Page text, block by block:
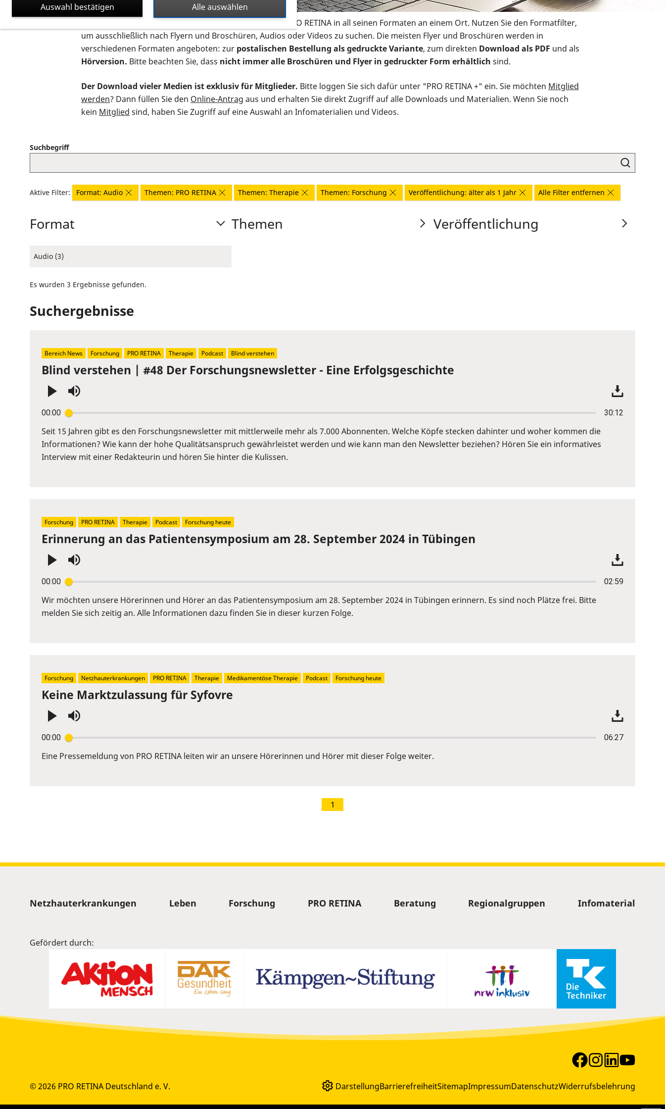
Auf dieser Seite finden Sie sämtliches Infomaterial der PRO RETINA in all seinen Formaten an einem Ort. Nutzen Sie den Formatfilter,
um ausschließlich nach Flyern und Broschüren, Audios oder Videos zu suchen. Die meisten Flyer und Broschüren werden in
verschiedenen Formaten angeboten: zur postalischen Bestellung als gedruckte Variante, zum direkten Download als PDF und als
Hörversion. Bitte beachten Sie, dass nicht immer alle Broschüren und Flyer in gedruckter Form erhältlich sind.
Der Download vieler Medien ist exklusiv für Mitglieder. Bitte loggen Sie sich dafür unter "PRO RETINA +" ein. Sie möchten Mitglied
werden? Dann füllen Sie den Online-Antrag aus und erhalten Sie direkt Zugriff auf alle Downloads und Materialien. Wenn Sie noch
kein Mitglied sind, haben Sie Zugriff auf eine Auswahl an Infomaterialien und Videos.
Suchbegriff
Aktive Filter: Format: Audio Themen: PRO RETINA Themen: Therapie Themen: Forschung Veröffentlichung: älter als 1 Jahr Alle Filter entfernen
Format
Audio (3)
Themen Veröffentlichung
Es wurden 3 Ergebnisse gefunden.
Suchergebnisse
Blind verstehen | #48 Der Forschungsnewsletter - Eine Erfolgsgeschichte
00:00 30:12
Enter
or
Space
to
Seit 15 Jahren gibt es den Forschungsnewsletter mit mittlerweile mehr als 7.000 Abonnenten. Welche Köpfe stecken dahinter und woher kommen die
Informationen? Wie kann der hohe Qualitätsanspruch gewährleistet werden und wie kann man den Newsletter beziehen? Hören Sie ein informatives
Interview mit einer Redakteurin und hören Sie hinter die Kulissen.
Bereich News Forschung PRO RETINA Therapie Podcast Blind verstehen
Erinnerung an das Patientensymposium am 28. September 2024 in Tübingen
00:00 02:59
Enter
or
Space
Wir möchten unsere Hörerinnen und Hörer an das Patientensymposium am 28. September 2024 in Tübingen erinnern. Es sind noch Plätze frei. Bitte
melden Sie sich zeitig an. Alle Informationen dazu finden Sie in dieser kurzen Folge.
Forschung PRO RETINA Therapie Podcast Forschung heute
Keine Marktzulassung für Syfovre
00:00 06:27
Enter
or
Eine Pressemeldung von PRO RETINA leiten wir an unsere Hörerinnen und Hörer mit dieser Folge weiter.
Forschung Netzhauterkrankungen PRO RETINA Therapie Medikamentöse Therapie Podcast Forschung heute
1
Sitemap
Netzhauterkrankungen Leben Forschung PRO RETINA Beratung Regionalgruppen Infomaterial
Gefördert durch:
© 2026 PRO RETINA Deutschland e. V. DarstellungBarrierefreiheitSitemapImpressumDatenschutzWiderrufsbelehrung
Alle auswählen
Auswahl bestätigen